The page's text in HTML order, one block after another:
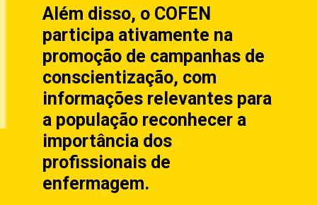
Além disso, o COFEN
participa ativamente na
promoção de campanhas de
conscientização, com
informações relevantes para
a população reconhecer a
importância dos
profissionais de
enfermagem.